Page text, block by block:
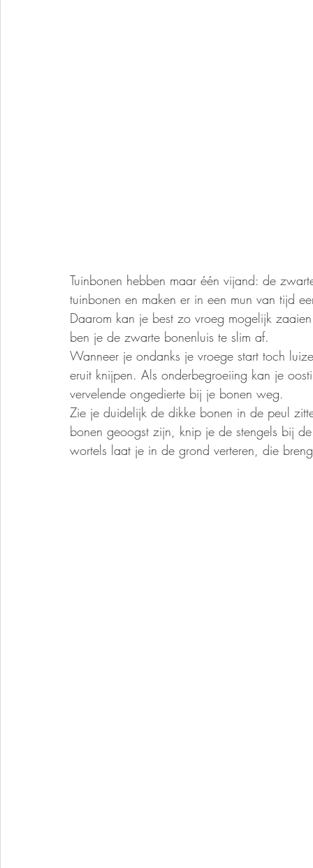
Tuinbonen hebben maar één vijand: de
tuinbonen en maken er in een mun van tijd
Daarom kan je best zo vroeg mogelijk
ben je de zwarte bonenluis te slim af.
Wanneer je ondanks je vroege start toch
eruit knijpen. Als onderbegroeiing kan je
vervelende ongedierte bij je bonen weg.
Zie je duidelijk de dikke bonen in de peul
bonen geoogst zijn, knip je de stengels bij
wortels laat je in de grond verteren, die